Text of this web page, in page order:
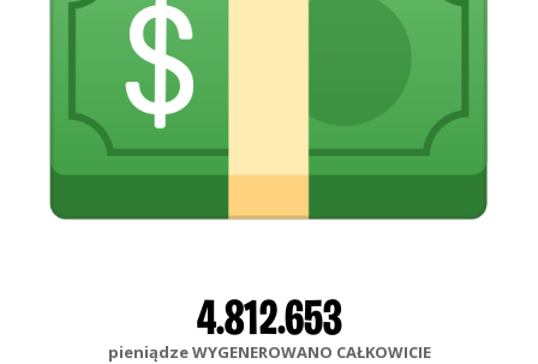
4.812.653
pieniądze WYGENEROWANO CAŁKOWICIE